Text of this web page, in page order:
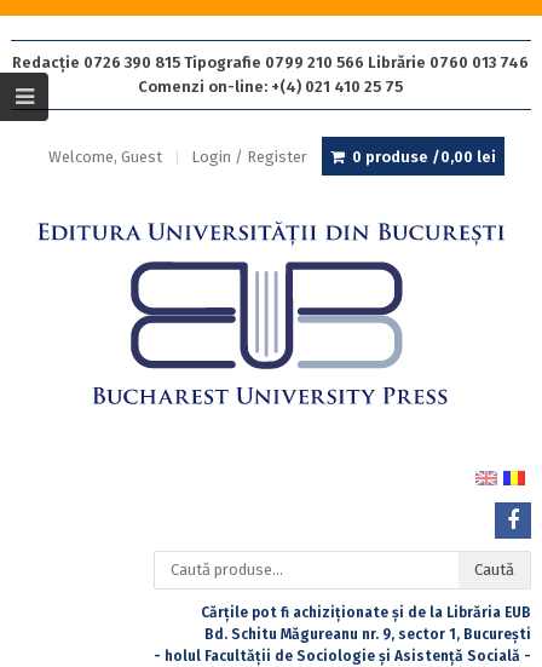
Redacție 0726 390 815 Tipografie 0799 210 566 Librărie 0760 013 746
Comenzi on-line: +(4) 021 410 25 75
Welcome, Guest Login / Register 0 produse /0,00 lei
Caută
după:
Caută
Cărțile pot fi achiziționate și de la Librăria EUB
Bd. Schitu Măgureanu nr. 9, sector 1, București
- holul Facultății de Sociologie și Asistență Socială -